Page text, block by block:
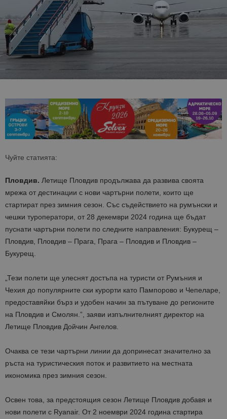
Чуйте статията:
Пловдив. Летище Пловдив продължава да развива своята
мрежа от дестинации с нови чартърни полети, които ще
стартират през зимния сезон. Със съдействието на румънски и
чешки туроператори, от 28 декември 2024 година ще бъдат
пуснати чартърни полети по следните направления: Букурещ –
Пловдив, Пловдив – Прага, Прага – Пловдив и Пловдив –
Букурещ.
„Тези полети ще улеснят достъпа на туристи от Румъния и
Чехия до популярните ски курорти като Пампорово и Чепеларе,
предоставяйки бърз и удобен начин за пътуване до регионите
на Пловдив и Смолян.”, заяви изпълнителният директор на
Летище Пловдив Дойчин Ангелов.
Очаква се тези чартърни линии да допринесат значително за
ръста на туристическия поток и развитието на местната
икономика през зимния сезон.
Освен това, за предстоящия сезон Летище Пловдив добавя и
нови полети с Ryanair. От 2 ноември 2024 година стартира